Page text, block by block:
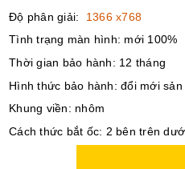
Độ phân giải: 1366 x768
Tình trạng màn hình: mới 100%
Thời gian bảo hành: 12 tháng
Hình thức bảo hành: đổi mới
Khung viền: nhôm
Cách thức bắt ốc: 2 bên trên